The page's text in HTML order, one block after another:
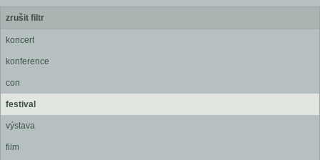
zrušit filtr
koncert
konference
con
festival
výstava
film